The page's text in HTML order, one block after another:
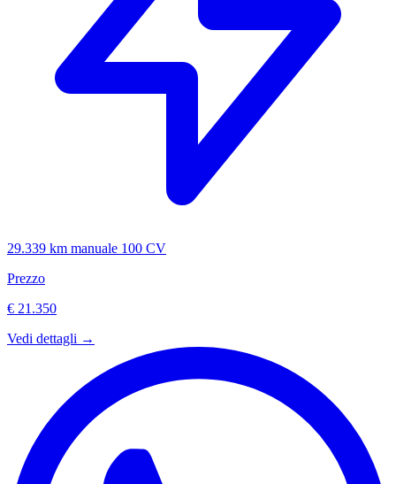
29.339 km manuale 100 CV
Prezzo
€ 21.350
Vedi dettagli →